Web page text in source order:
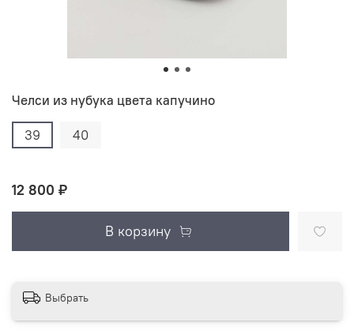
Челси из нубука цвета капучино
39
40
12 800 ₽
В корзину
Выбрать